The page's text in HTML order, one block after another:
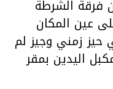
فرقة الشرطة
عين المكان
حيز زمني وجيز لم
مكبل اليدين بمقر